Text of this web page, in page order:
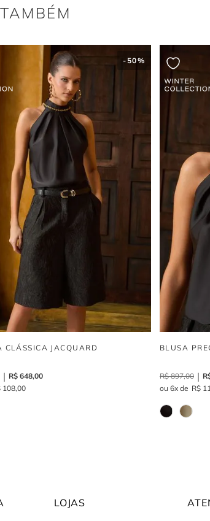
Faixa na cintura: definição e
perfeito, além de ser um detalhe que reforça o
vestido
- 50%
CLÁSSICA JACQUARD
R$ 648,00
108,00
BLUSA
R$ 897,00
6
R$
LOJAS